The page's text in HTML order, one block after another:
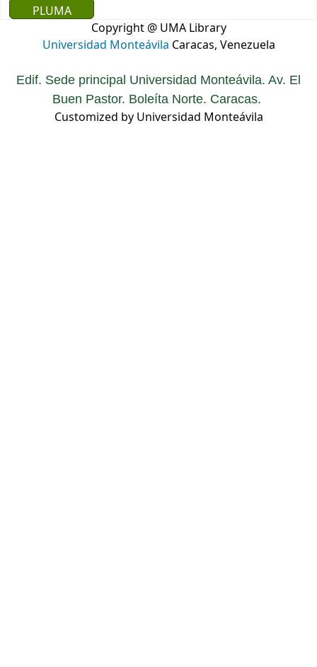
PLUMA
Copyright @ UMA Library
Universidad Monteávila Caracas, Venezuela
Edif. Sede principal Universidad Monteávila. Av. El
Buen Pastor. Boleíta Norte. Caracas.
Customized by Universidad Monteávila